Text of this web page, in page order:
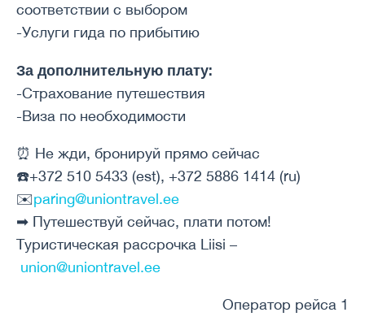
соответствии с выбором
-Услуги гида по прибытию
За дополнительную плату:
-Страхование путешествия
-Виза по необходимости
⏰ Не жди, бронируй прямо сейчас
☎️+372 510 5433 (est), +372 5886 1414 (ru)
✉️paring@uniontravel.ee
➡ Путешествуй сейчас, плати потом!
Туристическая рассрочка Liisi –
union@uniontravel.ee
Оператор рейса 1